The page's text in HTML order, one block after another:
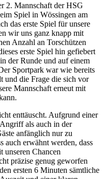
2. Mannschaft der HSG
Spiel in Wössingen am
das erste Spiel für unsere
wir uns ganz knapp mit
Anzahl an Torschützen
erste Spiel hin gefiebert
der Runde und auf einem
Sportpark war wie bereits
und die Frage die sich vor
Mannschaft erneut mit
enttäuscht. Aufgrund einer
als auch in der
anfänglich nur zu
auch erwähnt werden, dass
unseren Chancen
präzise genug geworfen
ersten 6 Minuten sämtliche